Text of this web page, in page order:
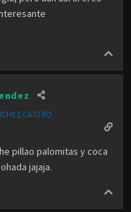
CASTRO
pillao palomitas y coca
jajaja.